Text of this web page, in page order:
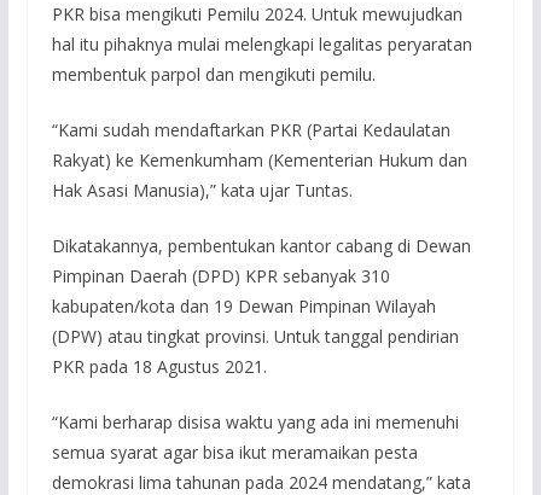
PKR bisa mengikuti Pemilu 2024. Untuk mewujudkan
hal itu pihaknya mulai melengkapi legalitas peryaratan
membentuk parpol dan mengikuti pemilu.
“Kami sudah mendaftarkan PKR (Partai Kedaulatan
Rakyat) ke Kemenkumham (Kementerian Hukum dan
Hak Asasi Manusia),” kata ujar Tuntas.
Dikatakannya, pembentukan kantor cabang di Dewan
Pimpinan Daerah (DPD) KPR sebanyak 310
kabupaten/kota dan 19 Dewan Pimpinan Wilayah
(DPW) atau tingkat provinsi. Untuk tanggal pendirian
PKR pada 18 Agustus 2021.
“Kami berharap disisa waktu yang ada ini memenuhi
semua syarat agar bisa ikut meramaikan pesta
demokrasi lima tahunan pada 2024 mendatang,” kata